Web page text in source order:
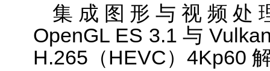
集成图形与视频处
OpenGL ES 3.1 与
H.265（HEVC）4Kp60